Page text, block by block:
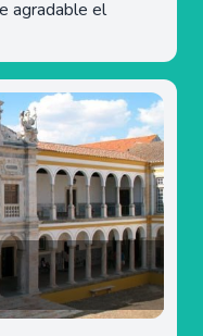
agradable el